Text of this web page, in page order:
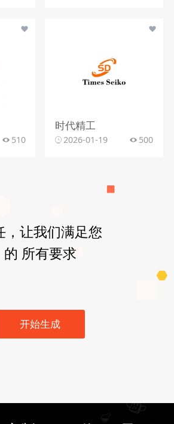
510
时代精工
2026-01-19 500
，让我们满足您
的 所有要求
开始生成